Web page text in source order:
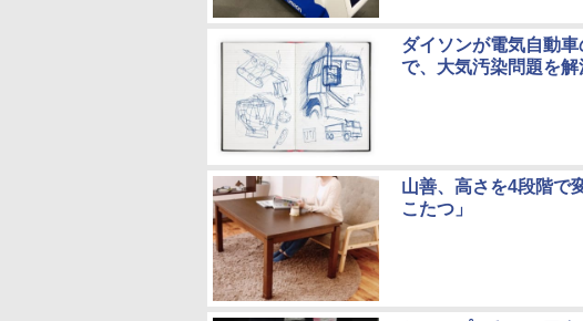
ダイソンが電気自動
で、大気汚染問題を解
山善、高さを4段階で
こたつ」